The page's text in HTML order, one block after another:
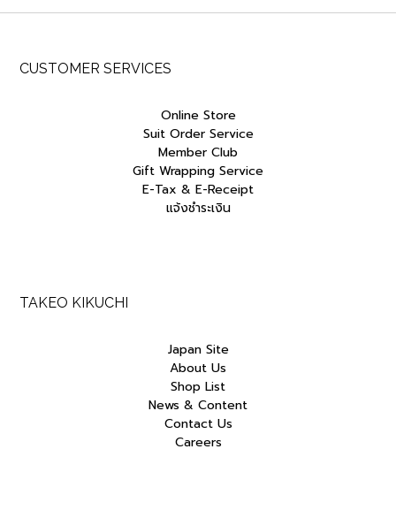
CUSTOMER SERVICES
Online Store
Suit Order Service
Member Club
Gift Wrapping Service
E-Tax & E-Receipt
แจ้งชำระเงิน
TAKEO KIKUCHI
Japan Site
About Us
Shop List
News & Content
Contact Us
Careers